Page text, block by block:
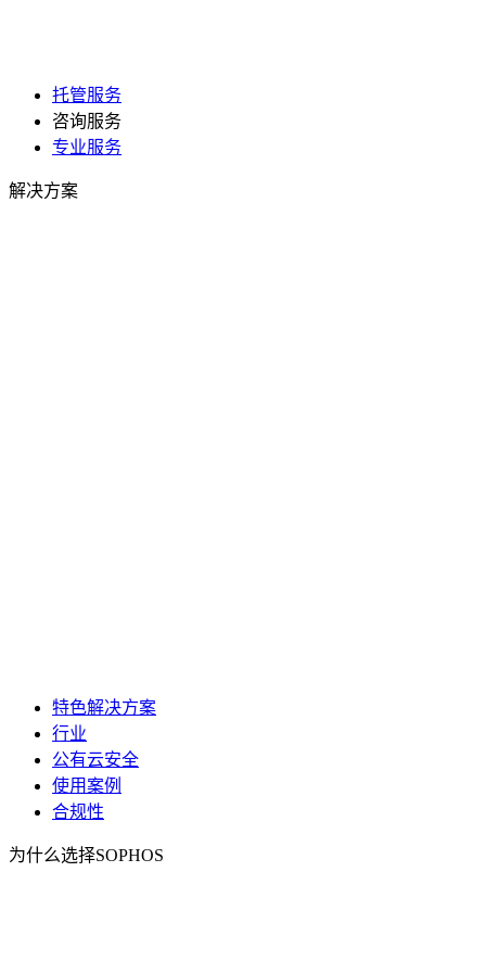
托管服务
咨询服务
专业服务
解决方案
特色解决方案
行业
公有云安全
使用案例
合规性
为什么选择SOPHOS